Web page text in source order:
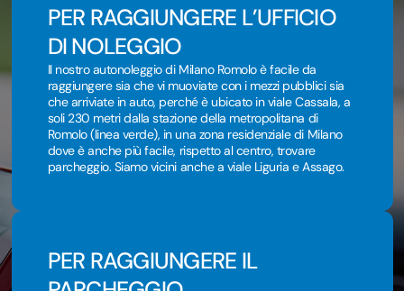
PER RAGGIUNGERE L’UFFICIO
DI NOLEGGIO
Il nostro autonoleggio di Milano Romolo è facile da
raggiungere sia che vi muoviate con i mezzi pubblici sia
che arriviate in auto, perché è ubicato in viale Cassala, a
soli 230 metri dalla stazione della metropolitana di
Romolo (linea verde), in una zona residenziale di Milano
dove è anche più facile, rispetto al centro, trovare
parcheggio. Siamo vicini anche a viale Liguria e Assago.
PER RAGGIUNGERE IL